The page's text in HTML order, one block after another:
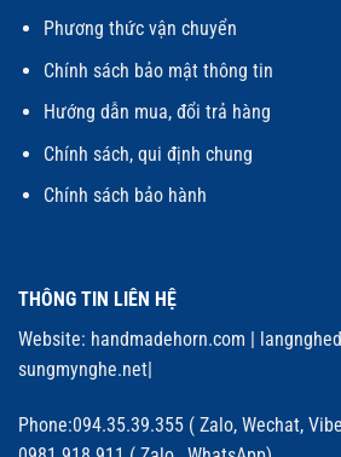
Phương thức vận chuyển
Chính sách bảo mật thông tin
Hướng dẫn mua, đổi trả hàng
Chính sách, qui định chung
Chính sách bảo hành
THÔNG TIN LIÊN HỆ
Website: handmadehorn.com
sungmynghe.net
Phone:094.35.39.355 ( Zalo, Wechat,